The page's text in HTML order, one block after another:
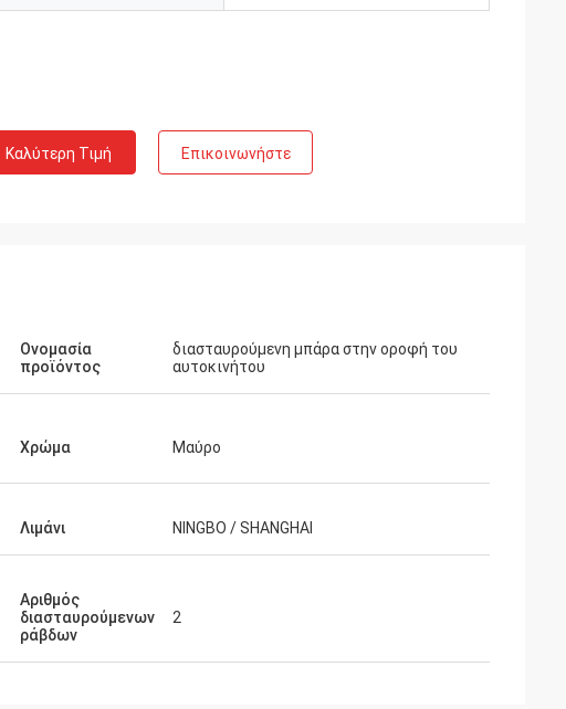
Καλύτερη Τιμή Επικοινωνήστε
Ονομασία
προϊόντος
διασταυρούμενη μπάρα στην οροφή του
αυτοκινήτου
Χρώμα Μαύρο
Λιμάνι NINGBO / SHANGHAI
Αριθμός
διασταυρούμενων
ράβδων
2